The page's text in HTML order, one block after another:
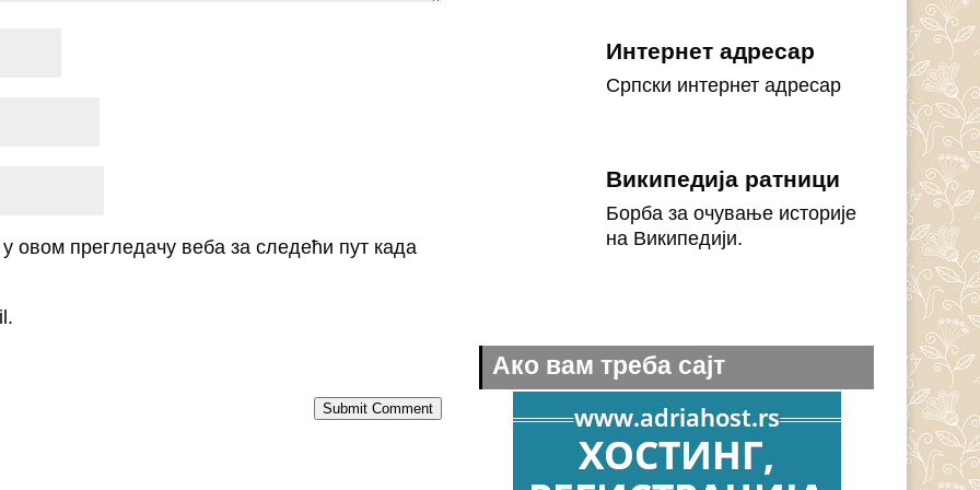
овом прегледачу веба за следећи пут када
Submit Comment
Интернет адресар
Српски интернет адресар
Википедија ратници
Борба за очување историје
на Википедији.
Ако вам треба сајт